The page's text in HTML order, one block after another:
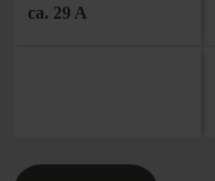
ca. 29 A